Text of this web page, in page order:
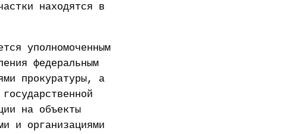
находятся в
уполномоченным
федеральным
прокуратуры, а
на объекты
и организациями